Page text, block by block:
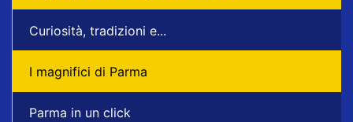
Curiosità, tradizioni e...
I magnifici di Parma
Parma in un click